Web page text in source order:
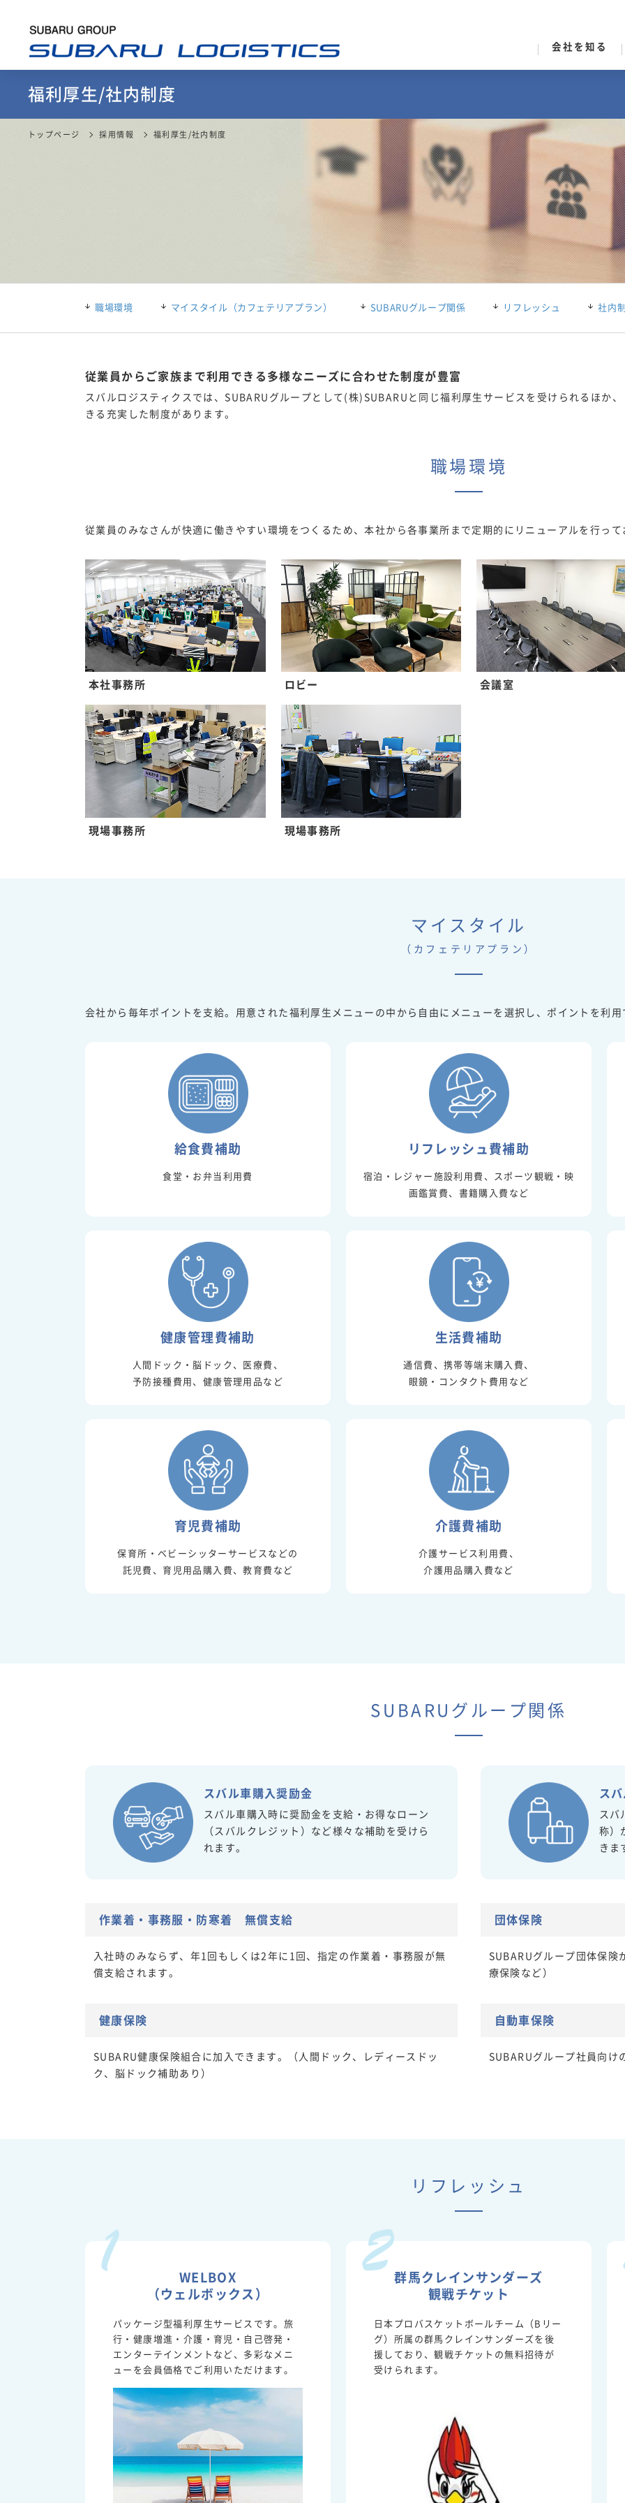
会社を知る
福利厚生/社内制度
トップページ 採用情報 福利厚生/社内制度
職場環境 マイスタイル（カフェテリアプラン） SUBARUグループ関係 リフレッシュ 社内
従業員からご家族まで利用できる多様なニーズに合わせた制度が豊富
スバルロジスティクスでは、SUBARUグループとして(株)SUBARUと同じ福利厚生サービスを受けられるほか
きる充実した制度があります。
職場環境
従業員のみなさんが快適に働きやすい環境をつくるため、本社から各事業所まで定期的にリニューアルを行って
本社事務所 ロビー 会議室
現場事務所 現場事務所
マイスタイル
（カフェテリアプラン）
会社から毎年ポイントを支給。用意された福利厚生メニューの中から自由にメニューを選択し、ポイントを利
給食費補助
食堂・お弁当利用費
リフレッシュ費補助
宿泊・レジャー施設利用費、スポーツ観戦・映
画鑑賞費、書籍購入費など
健康管理費補助
人間ドック・脳ドック、医療費、
予防接種費用、健康管理用品など
生活費補助
通信費、携帯等端末購入費、
眼鏡・コンタクト費用など
育児費補助
保育所・ベビーシッターサービスなどの
託児費、育児用品購入費、教育費など
介護費補助
介護サービス利用費、
介護用品購入費など
SUBARUグループ関係
スバル車購入奨励金
スバル車購入時に奨励金を支給・お得なローン
（スバルクレジット）など様々な補助を受けら
れます。
ス
スバ
称）
きま
作業着・事務服・防寒着 無償支給
入社時のみならず、年1回もしくは2年に1回、指定の作業着・事務服が無
償支給されます。
団体保険
SUBARUグループ団体保険
療保険など）
健康保険
SUBARU健康保険組合に加入できます。（人間ドック、レディースドッ
ク、脳ドック補助あり）
自動車保険
SUBARUグループ社員向け
リフレッシュ
WELBOX
（ウェルボックス）
パッケージ型福利厚生サービスです。旅
行・健康増進・介護・育児・自己啓発・
エンターテインメントなど、多彩なメニ
ューを会員価格でご利用いただけます。
群馬クレインサンダーズ
観戦チケット
日本プロバスケットボールチーム（Bリー
グ）所属の群馬クレインサンダーズを後
援しており、観戦チケットの無料招待が
受けられます。